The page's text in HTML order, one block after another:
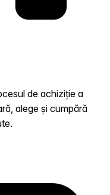
de achiziție a
alege și cumpără